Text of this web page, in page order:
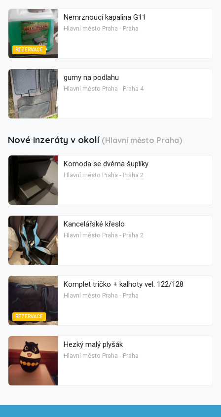
REZERVACE
Nemrznoucí kapalina G11
Hlavní město Praha - Praha
gumy na podlahu
Hlavní město Praha - Praha 4
Nové inzeráty v okolí (Hlavní město Praha)
Komoda se dvěma šuplíky
Hlavní město Praha - Praha 2
Kancelářské křeslo
Hlavní město Praha - Praha 2
REZERVACE
Komplet tričko + kalhoty vel. 122/128
Hlavní město Praha - Praha
Hezký malý plyšák
Hlavní město Praha - Praha